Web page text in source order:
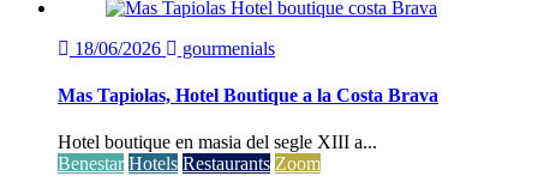
18/06/2026 gourmenials
Mas Tapiolas, Hotel Boutique a la Costa Brava
Hotel boutique en masia del segle XIII a...
Benestar Hotels Restaurants Zoom